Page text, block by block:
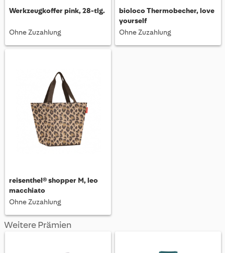
Werkzeugkoffer pink, 28-tlg.
Ohne Zuzahlung
bioloco Thermobecher, love
yourself
Ohne Zuzahlung
reisenthel® shopper M, leo
macchiato
Ohne Zuzahlung
Weitere Prämien